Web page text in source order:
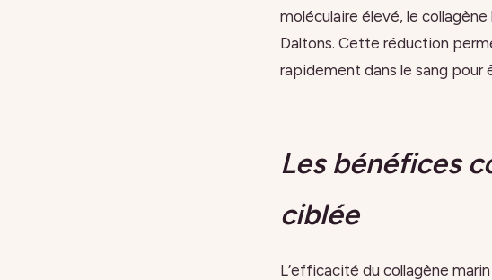
moléculaire élevé, le
Daltons. Cette réduction
rapidement dans le sang pour
Les bénéfices
ciblée
L’efficacité du collagène